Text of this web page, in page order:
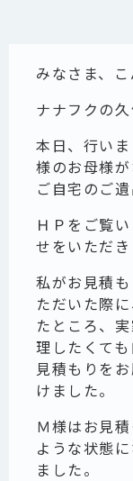
みなさま、こ
ナナフクの久
本日、行い
様のお母様
ご自宅のご
ＨＰをご覧
せをいただき
私がお見積
ただいた際
たところ、
理したくて
見積もりを
けました。
Ｍ様はお見
ような状態
ました。